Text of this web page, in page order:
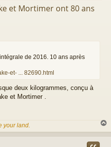
et Mortimer ont 80 ans
de 2016. 10 ans après
et- ... 82690.html
deux kilogrammes, conçu à
et Mortimer .
your land.
a